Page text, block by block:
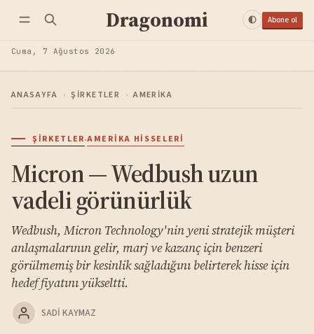
Dragonomi Abone ol
Cuma, 7 Ağustos 2026
ANASAYFA › ŞIRKETLER › AMERIKA
ŞIRKETLER·AMERIKA HISSELERI
Micron — Wedbush uzun
vadeli görünürlük
Wedbush, Micron Technology'nin yeni stratejik müşteri
anlaşmalarının gelir, marj ve kazanç için benzeri
görülmemiş bir kesinlik sağladığını belirterek hisse için
hedef fiyatını yükseltti.
SADI KAYMAZ